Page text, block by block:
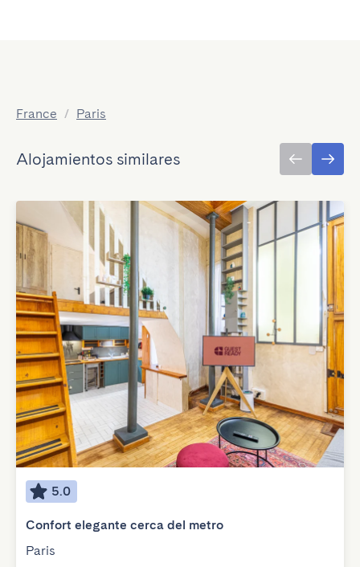
France / Paris
Alojamientos similares
5.0
Confort elegante cerca del metro
Paris